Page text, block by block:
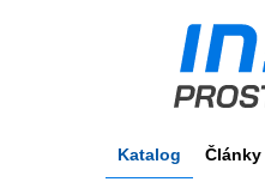
Katalog Články